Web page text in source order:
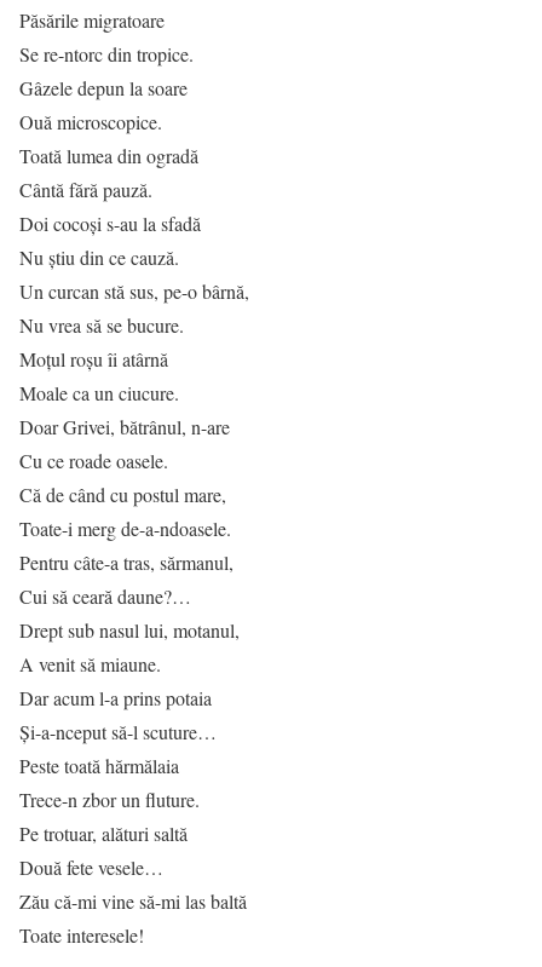
Păsările migratoare
Se re-ntorc din tropice.
Gâzele depun la soare
Ouă microscopice.
Toată lumea din ogradă
Cântă fără pauză.
Doi cocoși s-au la sfadă
Nu știu din ce cauză.
Un curcan stă sus, pe-o bârnă,
Nu vrea să se bucure.
Moțul roșu îi atârnă
Moale ca un ciucure.
Doar Grivei, bătrânul, n-are
Cu ce roade oasele.
Că de când cu postul mare,
Toate-i merg de-a-ndoasele.
Pentru câte-a tras, sărmanul,
Cui să ceară daune?…
Drept sub nasul lui, motanul,
A venit să miaune.
Dar acum l-a prins potaia
Și-a-nceput să-l scuture…
Peste toată hărmălaia
Trece-n zbor un fluture.
Pe trotuar, alături saltă
Două fete vesele…
Zău că-mi vine să-mi las baltă
Toate interesele!